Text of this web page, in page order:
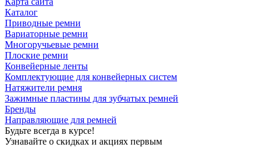
Каталог
Приводные ремни
Вариаторные ремни
Многоручьевые ремни
Плоские ремни
Конвейерные ленты
Комплектующие для конвейерных систем
Натяжители ремня
Зажимные пластины для зубчатых ремней
Бренды
Направляющие для ремней
Будьте всегда в курсе!
Узнавайте о скидках и акциях первым